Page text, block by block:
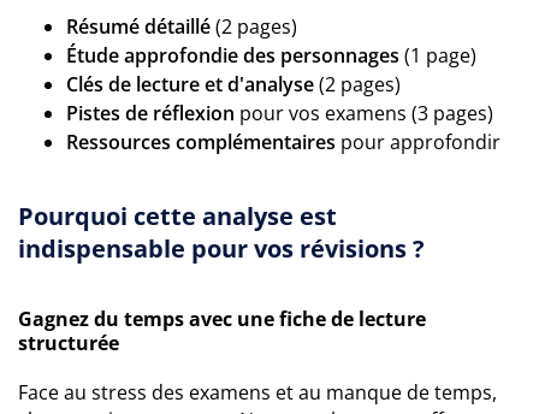
Résumé détaillé(2 pages)
Étude approfondie des personnages (1 page)
Clés de lecture et d'analyse(2 pages)
Pistes de réflexion pour vos examens (3 pages)
Ressources complémentaires pour approfondir
Pourquoi cette analyse est
indispensable pour vos révisions ?
Gagnez du temps avec une fiche de lecture
structurée
Face au stress des examens et au manque de temps,